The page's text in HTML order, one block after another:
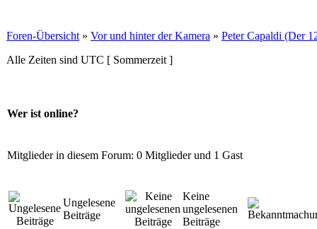
Foren-Übersicht » Vor und hinter der Kamera » Peter Capaldi (Der
Alle Zeiten sind UTC [ Sommerzeit ]
Wer ist online?
Mitglieder in diesem Forum: 0 Mitglieder und 1 Gast
Ungelesene
Beiträge
Keine
ungelesenen
Beiträge